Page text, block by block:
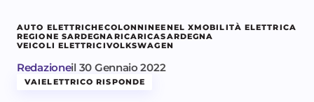
AUTO ELETTRICHECOLONNINEENEL XMOBILITÀ ELETTRICA
REGIONE SARDEGNARICARICASARDEGNA
VEICOLI ELETTRICIVOLKSWAGEN
Redazioneil 30 Gennaio 2022
VAIELETTRICO RISPONDE